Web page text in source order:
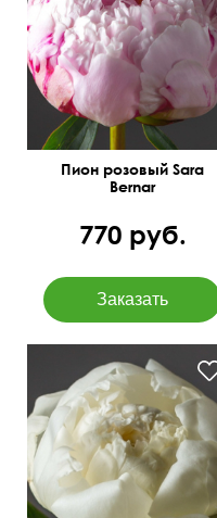
Поштучно
Пион розовый Sara
Bernar
770 руб.
Поштучно